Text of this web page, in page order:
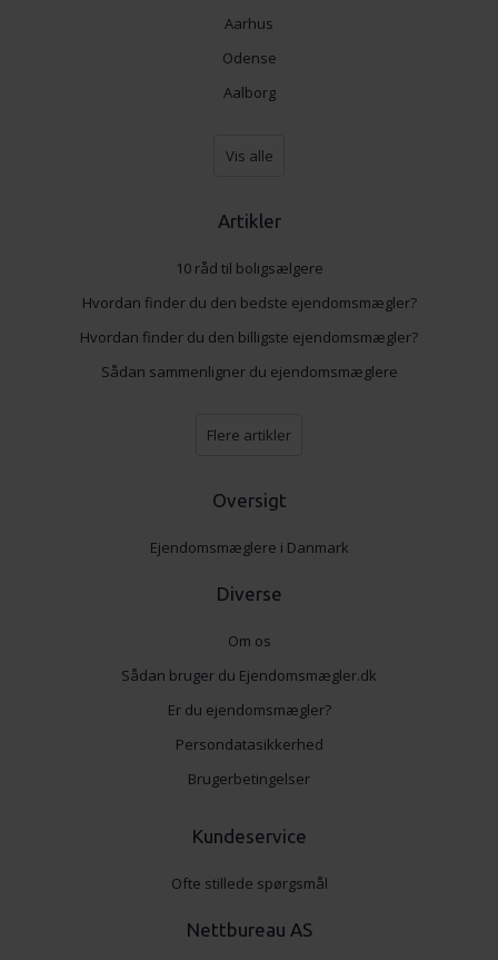
Aarhus
Odense
Aalborg
Vis alle
Artikler
10 råd til boligsælgere
Hvordan finder du den bedste ejendomsmægler?
Hvordan finder du den billigste ejendomsmægler?
Sådan sammenligner du ejendomsmæglere
Flere artikler
Oversigt
Ejendomsmæglere i Danmark
Diverse
Om os
Sådan bruger du Ejendomsmægler.dk
Er du ejendomsmægler?
Persondatasikkerhed
Brugerbetingelser
Kundeservice
Ofte stillede spørgsmål
Nettbureau AS